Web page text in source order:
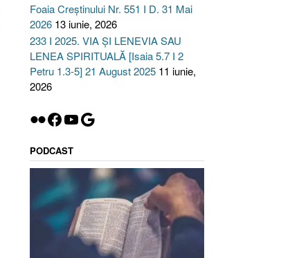
Foaia Creștinului Nr. 551 I D. 31 Mai
2026 13 iunie, 2026
233 I 2025. VIA ȘI LENEVIA SAU
LENEA SPIRITUALĂ [Isaia 5.7 I 2
Petru 1.3-5] 21 August 2025 11 iunie,
2026
Flickr
Facebook
YouTube
Google
PODCAST